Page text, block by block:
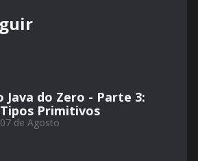
Java do Zero - Parte 3:
Primitivos
de Agosto